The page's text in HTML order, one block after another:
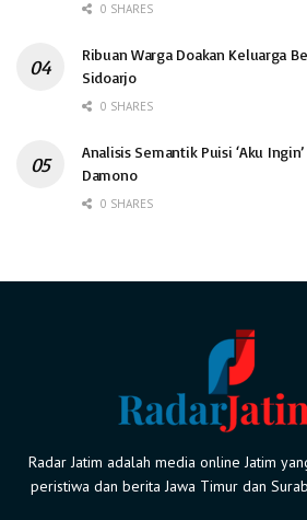
0 SHARES
Ribuan Warga Doakan Keluarga
Sidoarjo
0 SHARES
Analisis Semantik Puisi ‘Aku
Damono
0 SHARES
Radar Jatim adalah media online Jatim
peristiwa dan berita Jawa Timur dan